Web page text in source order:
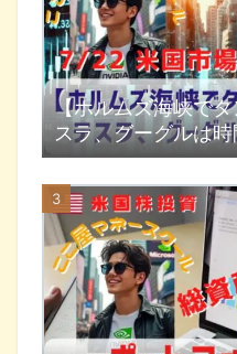
【ホルムズ海峡で
スラ、グーグルは